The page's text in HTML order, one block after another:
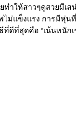
ทำให้สาวๆดูสวยมีเ
ม่แข็งแรง การมีหุ่น
ดีที่สุดคือ “เน้นหนัก